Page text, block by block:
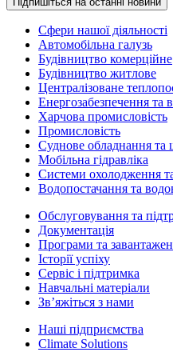
Сфери нашої діяльності
Автомобільна галузь
Будівництво комерційне
Будівництво житлове
Централізоване
Енергозабезпечення та
Харчова промисловість
Промисловість
Суднове обладнання та
Мобільна гідравліка
Системи охолодження
Водопостачання та
Обслуговування та
Документація
Програми та
Історії успіху
Сервіс і підтримка
Навчальні матеріали
Зв’яжіться з нами
Наші підприємства
Climate Solutions